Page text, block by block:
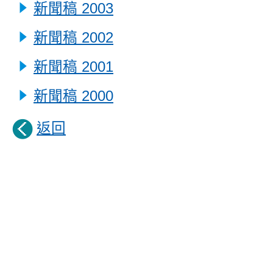
新聞稿 2003
新聞稿 2002
新聞稿 2001
新聞稿 2000
返回